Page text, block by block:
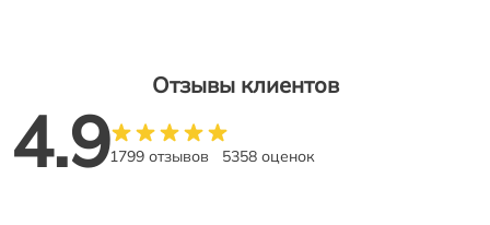
Отзывы клиентов
4.91799 отзывов 5358 оценок